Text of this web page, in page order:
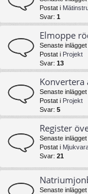
Postat i
Svar: 1
Elmoppe
Senaste
Postat i Projekt
Svar: 13
Senaste
Postat i Projekt
Svar: 5
Register
Senaste
Postat i
Svar: 21
Senaste